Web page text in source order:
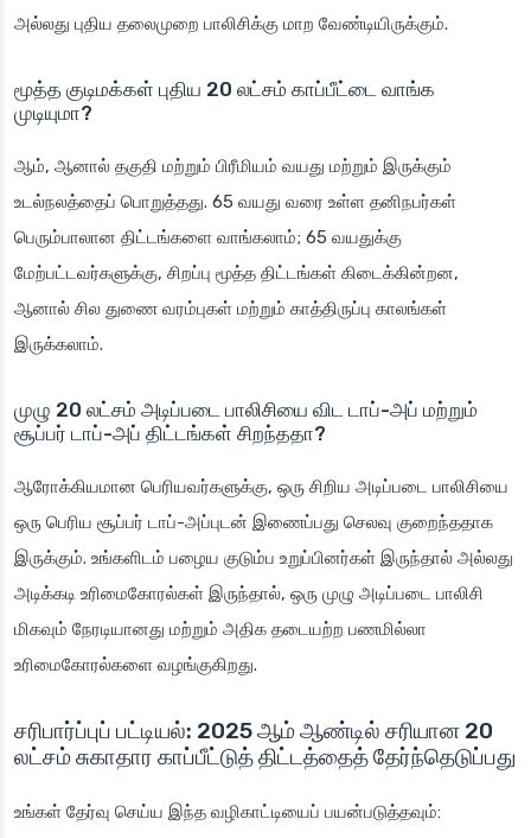
அல்லது புதிய தலைமுறை பாலிசிக்கு மாற வேண்டியிருக்கும்.
மூத்த குடிமக்கள் புதிய 20 லட்சம் காப்பீட்டை வாங்க
முடியுமா?
ஆம், ஆனால் தகுதி மற்றும் பிரீமியம் வயது மற்றும் இருக்கும்
உடல்நலத்தைப் பொறுத்தது. 65 வயது வரை உள்ள தனிநபர்கள்
பெரும்பாலான திட்டங்களை வாங்கலாம்; 65 வயதுக்கு
மேற்பட்டவர்களுக்கு, சிறப்பு மூத்த திட்டங்கள் கிடைக்கின்றன,
ஆனால் சில துணை வரம்புகள் மற்றும் காத்திருப்பு காலங்கள்
இருக்கலாம்.
முழு 20 லட்சம் அடிப்படை பாலிசியை விட டாப்-அப் மற்றும்
சூப்பர் டாப்-அப் திட்டங்கள் சிறந்ததா?
ஆரோக்கியமான பெரியவர்களுக்கு, ஒரு சிறிய அடிப்படை பாலிசியை
ஒரு பெரிய சூப்பர் டாப்-அப்புடன் இணைப்பது செலவு குறைந்ததாக
இருக்கும். உங்களிடம் பழைய குடும்ப உறுப்பினர்கள் இருந்தால் அல்லது
அடிக்கடி உரிமைகோரல்கள் இருந்தால், ஒரு முழு அடிப்படை பாலிசி
மிகவும் நேரடியானது மற்றும் அதிக தடையற்ற பணமில்லா
உரிமைகோரல்களை வழங்குகிறது.
சரிபார்ப்புப் பட்டியல்: 2025 ஆம் ஆண்டில் சரியான 20
லட்சம் சுகாதார காப்பீட்டுத் திட்டத்தைத் தேர்ந்தெடுப்பது
உங்கள் தேர்வு செய்ய இந்த வழிகாட்டியைப் பயன்படுத்தவும்: